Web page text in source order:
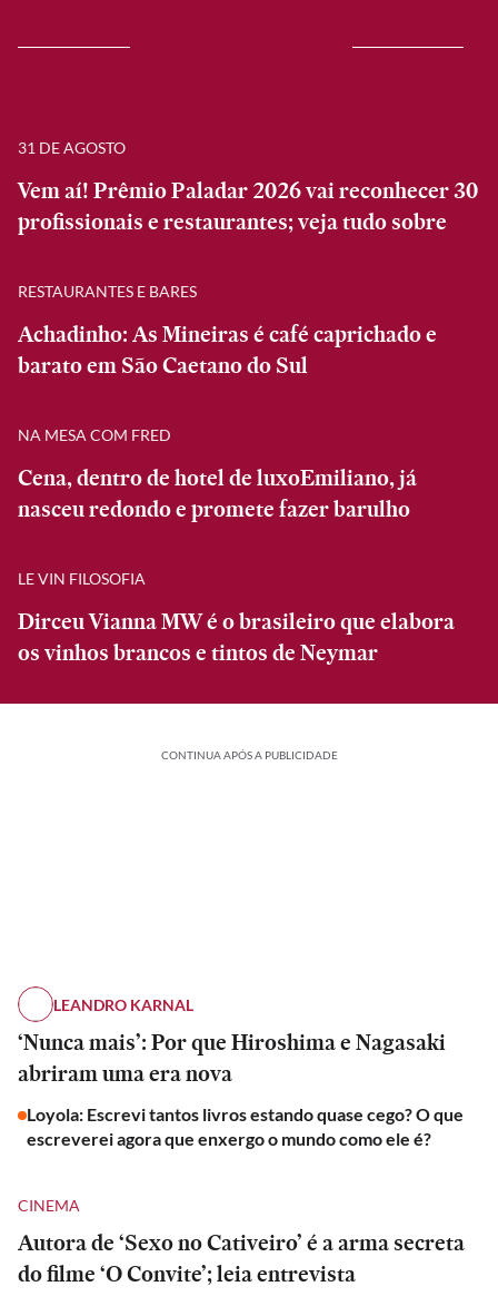
31 DE AGOSTO
Vem aí! Prêmio Paladar 2026 vai reconhecer 30
profissionais e restaurantes; veja tudo sobre
RESTAURANTES E BARES
Achadinho: As Mineiras é café caprichado e
barato em São Caetano do Sul
NA MESA COM FRED
Cena, dentro de hotel de luxoEmiliano, já
nasceu redondo e promete fazer barulho
LE VIN FILOSOFIA
Dirceu Vianna MW é o brasileiro que elabora
os vinhos brancos e tintos de Neymar
CONTINUA APÓS A PUBLICIDADE
LEANDRO KARNAL
‘Nunca mais’: Por que Hiroshima e Nagasaki
abriram uma era nova
Loyola: Escrevi tantos livros estando quase cego? O que
escreverei agora que enxergo o mundo como ele é?
CINEMA
Autora de ‘Sexo no Cativeiro’ é a arma secreta
do filme ‘O Convite’; leia entrevista